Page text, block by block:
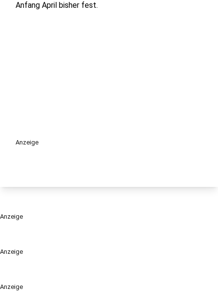
Anzeige
Anzeige
Anfang April bisher fest.
Anzeige
Anzeige